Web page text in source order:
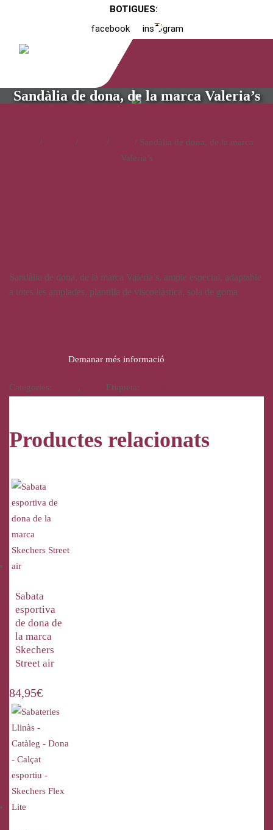
BOTIGUES:
facebook
instagram
Sandàlia de dona, de la marca Valeria’s
/ / /
/ Sandàlia de dona, de la marca
Valeria’s
Sandàlia de dona, de la marca Valeria’s, ample especial, adaptable
a totes les amplades, plantilla de viscoelàstica, sola de goma
Demanar més informació
Categories: , Etiqueta:
Productes relacionats
Sabata
esportiva
de dona de
la marca
Skechers
Street air
84,95€